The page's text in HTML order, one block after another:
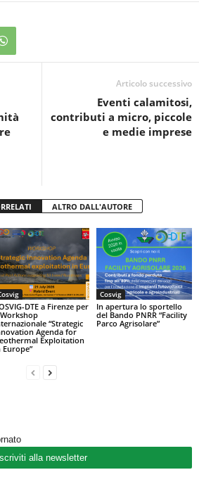
t
vi
Articolo successivo
Eventi calamitosi,
contributi a micro, piccole
e medie imprese
ALTRO DALL'AUTORE
DTE a Firenze per
“Strategic
Agenda for
Exploitation
Europe”
Cosvig
In apertura lo sportello
del Bando PNRR “Facility
Parco Agrisolare”
alla newsletter